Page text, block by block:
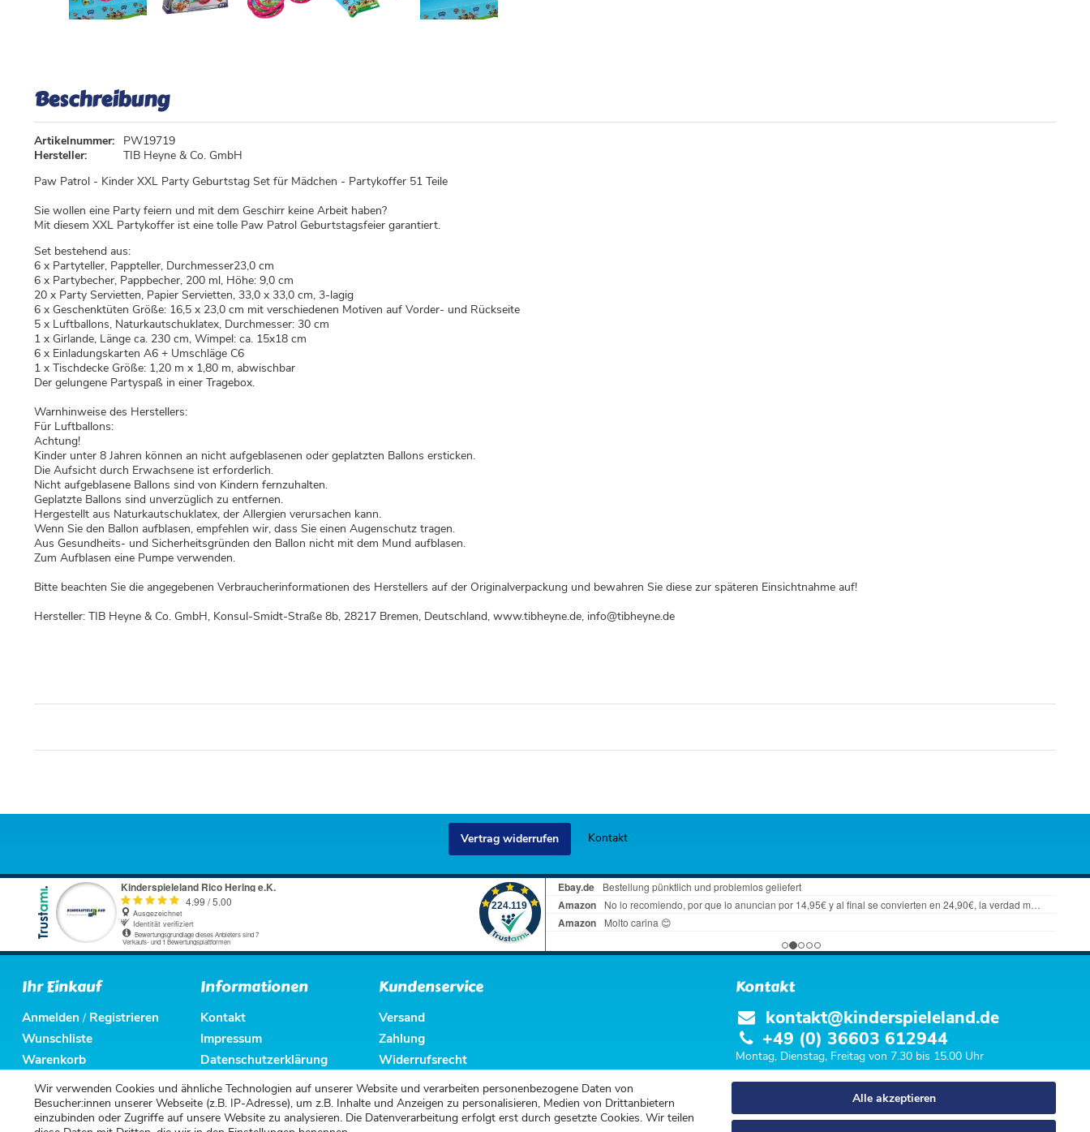
Beschreibung
Artikelnummer:
PW19719
Hersteller:
TIB Heyne & Co. GmbH
Paw Patrol - Kinder XXL Party Geburtstag Set für Mädchen - Partykoffer 51 Teile
Sie wollen eine Party feiern und mit dem Geschirr keine Arbeit haben?
Mit diesem XXL Partykoffer ist eine tolle Paw Patrol Geburtstagsfeier garantiert.
Set bestehend aus:
6 x Partyteller, Pappteller, Durchmesser23,0 cm
6 x Partybecher, Pappbecher, 200 ml, Höhe: 9,0 cm
20 x Party Servietten, Papier Servietten, 33,0 x 33,0 cm, 3-lagig
6 x Geschenktüten Größe: 16,5 x 23,0 cm mit verschiedenen Motiven auf Vorder- und Rückseite
5 x Luftballons, Naturkautschuklatex, Durchmesser: 30 cm
1 x Girlande, Länge ca. 230 cm, Wimpel: ca. 15x18 cm
6 x Einladungskarten A6 + Umschläge C6
1 x Tischdecke Größe: 1,20 m x 1,80 m, abwischbar
Der gelungene Partyspaß in einer Tragebox.
Warnhinweise des Herstellers:
Für Luftballons:
Achtung!
Kinder unter 8 Jahren können an nicht aufgeblasenen oder geplatzten Ballons ersticken.
Die Aufsicht durch Erwachsene ist erforderlich.
Nicht aufgeblasene Ballons sind von Kindern fernzuhalten.
Geplatzte Ballons sind unverzüglich zu entfernen.
Hergestellt aus Naturkautschuklatex, der Allergien verursachen kann.
Wenn Sie den Ballon aufblasen, empfehlen wir, dass Sie einen Augenschutz tragen.
Aus Gesundheits- und Sicherheitsgründen den Ballon nicht mit dem Mund aufblasen.
Zum Aufblasen eine Pumpe verwenden.
Bitte beachten Sie die angegebenen Verbraucherinformationen des Herstellers auf der Originalverpackung und bewahren Sie diese zur späteren Einsichtnahme auf!
Hersteller: TIB Heyne & Co. GmbH, Konsul-Smidt-Straße 8b, 28217 Bremen, Deutschland, www.tibheyne.de, info@tibheyne.de
Vertrag widerrufen Kontakt
Wir verwenden Cookies und ähnliche Technologien auf unserer Website und verarbeiten personenbezogene Daten von
Besucher:innen unserer Webseite (z.B. IP-Adresse), um z.B. Inhalte und Anzeigen zu personalisieren, Medien von Drittanbietern
einzubinden oder Zugriffe auf unsere Website zu analysieren. Die Datenverarbeitung erfolgt erst durch gesetzte Cookies. Wir teilen
Alle akzeptieren
Ihr Einkauf
Anmelden / Registrieren
Wunschliste
Warenkorb
Kasse
Informationen
Kontakt
Impressum
Datenschutzerklärung
AGB
Altbatterieentsorgung
Kundenservice
Versand
Zahlung
Widerrufsrecht
Widerrufsformular
Kontakt
kontakt@kinderspieleland.de
+49 (0) 36603 612944
Montag, Dienstag, Freitag von 7.30 bis 15.00 Uhr
Anrufe aus dem dt. Festnetz zum Ortstarif, Preise aus dem Mobilfunknetz ggf.
abweichend (abhängig vom Provider).